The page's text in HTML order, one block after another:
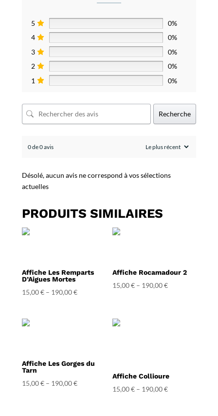
5
0%
4
0%
3
0%
2
0%
1
0%
Recherche
0 de 0 avis
Désolé, aucun avis ne correspond à vos sélections
actuelles
PRODUITS SIMILAIRES
Affiche Les Remparts
D’Aigues Mortes
15,00€– 190,00€
Affiche Rocamadour 2
15,00€ – 190,00€
Affiche Les Gorges du
Tarn
15,00€– 190,00€
Affiche Collioure
15,00€ – 190,00€